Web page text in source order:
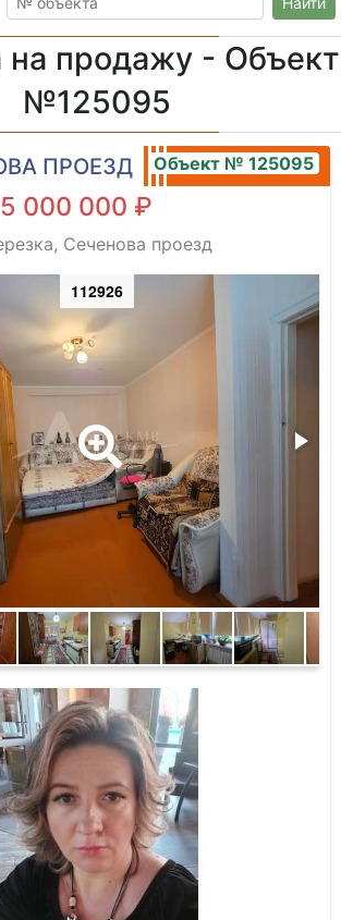
на продажу - Объект
№125095
ПРОЕЗД Объект № 125095
000 000 ₽
Сеченова проезд
112926